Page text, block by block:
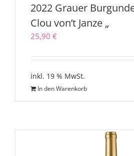
2022 Grauer
Clou von’t Janze „
25,90 €
inkl. 19 % MwSt.
In den Warenkorb